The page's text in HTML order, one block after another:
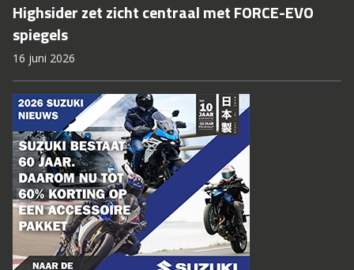
Highsider zet zicht centraal met FORCE-EVO
spiegels
16 juni 2026